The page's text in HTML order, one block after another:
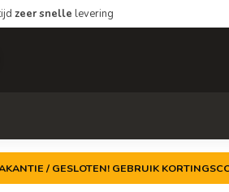
zeer snelle levering
/ GESLOTEN! GEBRUIK